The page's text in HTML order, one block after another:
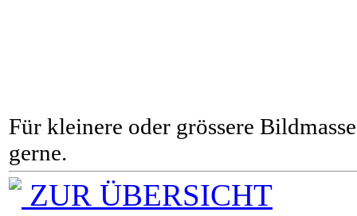
Für kleinere oder grössere
gerne.
ZUR ÜBERSICHT